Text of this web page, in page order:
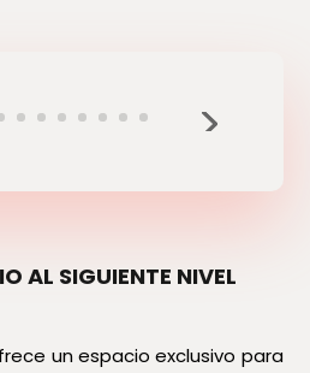
AL SIGUIENTE NIVEL
un espacio exclusivo para